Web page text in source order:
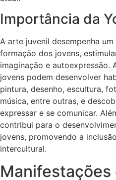
Importância da
A arte juvenil desempenha
formação dos jovens,
imaginação e autoexpressão.
jovens podem desenvolver
pintura, desenho, escultura,
música, entre outras, e
expressar e se comunicar.
contribui para o
jovens, promovendo a
intercultural.
Manifestações